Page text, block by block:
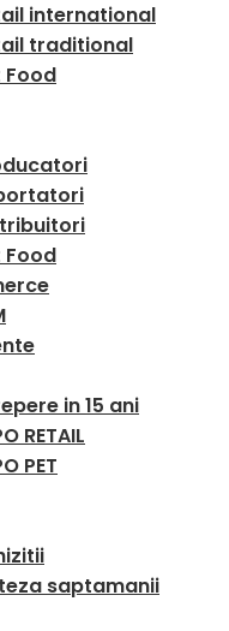
international
traditional
Food
Food
in 15 ani
RETAIL
PET
saptamanii